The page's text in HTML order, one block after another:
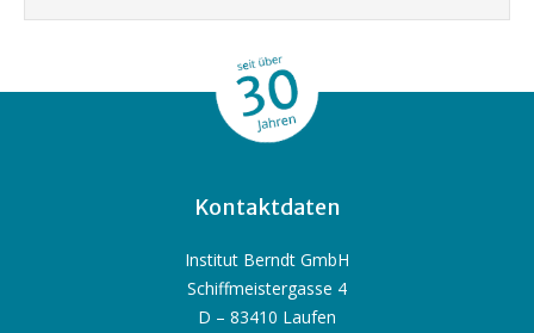
Kontaktdaten
Institut Berndt GmbH
Schiffmeistergasse 4
D – 83410 Laufen